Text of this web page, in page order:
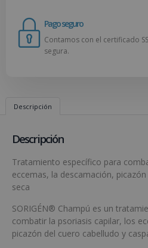
Pago seguro
Contamos con el certificado
segura.
Descripción
Descripción
Tratamiento específico para
eccemas, la descamación,
seca
SORIGÉN® Champú es un
combatir la psoriasis capilar, los
picazón del cuero cabelludo y